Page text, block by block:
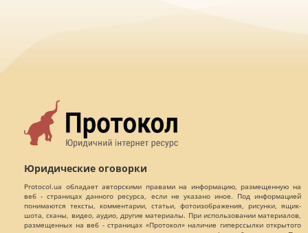
Юридические оговорки
Protocol.ua обладает авторскими правами на информацию, размещенную на
веб - страницах данного ресурса, если не указано иное. Под информацией
понимаются тексты, комментарии, статьи, фотоизображения, рисунки, ящик-
шота, сканы, видео, аудио, другие материалы. При использовании материалов,
размещенных на веб - страницах «Протокол» наличие гиперссылки открытого